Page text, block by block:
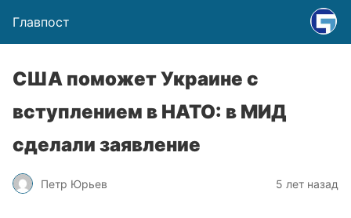
Главпост
США поможет Украине с
вступлением в НАТО: в МИД
сделали заявление
Петр Юрьев 5 лет назад